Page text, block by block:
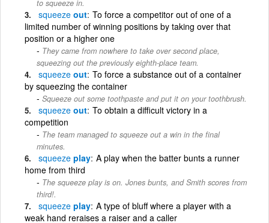
to squeeze in.
squeeze out To force a competitor out of one of a
limited number of winning positions by taking over that
position or a higher one
They came from nowhere to take over second place,
squeezing out the previously eighth-place team.
squeeze out To force a substance out of a container
by squeezing the container
Squeeze out some toothpaste and put it on your toothbrush.
squeeze out To obtain a difficult victory in a
competition
The team managed to squeeze out a win in the final
minutes.
squeeze play A play when the batter bunts a runner
home from third
The squeeze play is on. Jones bunts, and Smith scores from
third!.
squeeze play A type of bluff where a player with a
weak hand reraises a raiser and a caller